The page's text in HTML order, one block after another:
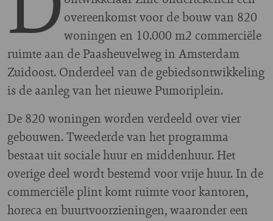
overeenkomst voor de bouw van 820
woningen en 10.000 m2 commerciële
ruimte aan de Paasheuvelweg in Amsterdam
Zuidoost. Onderdeel van de gebiedsontwikkeling
is de aanleg van het nieuwe Pumoriplein.
De 820 woningen worden verdeeld over vier
gebouwen. Tweederde van het programma
bestaat uit sociale huur en middenhuur. Het
overige deel wordt bestemd voor vrije huur. In de
commerciële plint komt ruimte voor kantoren,
horeca en buurtvoorzieningen, waaronder een